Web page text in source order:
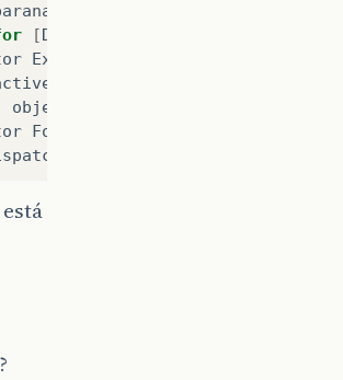
[DefaultResourceMethod:
ExecuteMethodInterceptor
ForwardToDefaultViewInterceptor